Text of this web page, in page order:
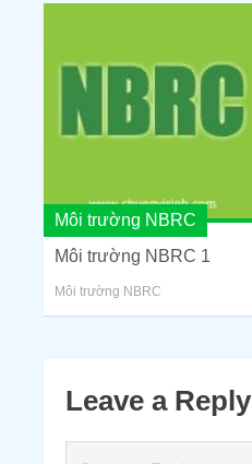
Môi trường NBRC
Môi trường NBRC 1
Môi trường NBRC
Leave a Reply